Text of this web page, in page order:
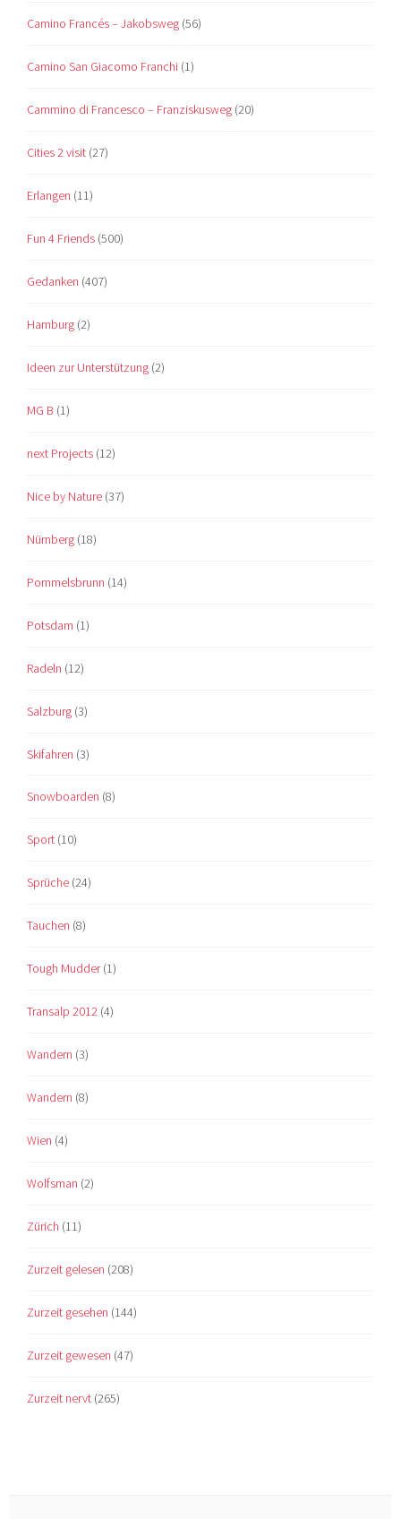
Camino Francés – Jakobsweg (56)
Camino San Giacomo Franchi (1)
Cammino di Francesco – Franziskusweg (20)
Cities 2 visit (27)
Erlangen (11)
Fun 4 Friends (500)
Gedanken (407)
Hamburg (2)
Ideen zur Unterstützung (2)
MG B (1)
next Projects (12)
Nice by Nature (37)
Nürnberg (18)
Pommelsbrunn (14)
Potsdam (1)
Radeln (12)
Salzburg (3)
Skifahren (3)
Snowboarden (8)
Sport (10)
Sprüche (24)
Tauchen (8)
Tough Mudder(1)
Transalp 2012 (4)
Wandern (3)
Wandern (8)
Wien (4)
Wolfsman (2)
Zürich (11)
Zurzeit gelesen (208)
Zurzeit gesehen (144)
Zurzeit gewesen (47)
Zurzeit nervt (265)